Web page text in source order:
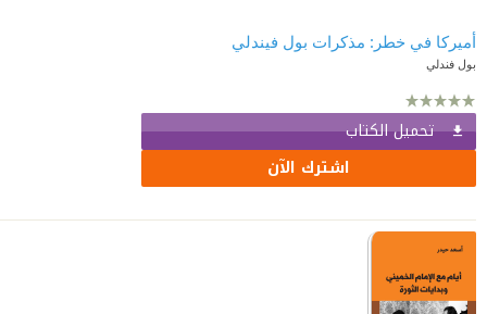
أميركا في خطر: مذكرات بول فيندلي
بول فندلي
تحميل الكتاب
اشترك الآن